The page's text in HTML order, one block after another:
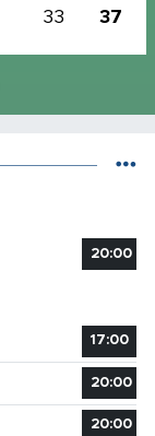
33 37
20:00
17:00
20:00
20:00